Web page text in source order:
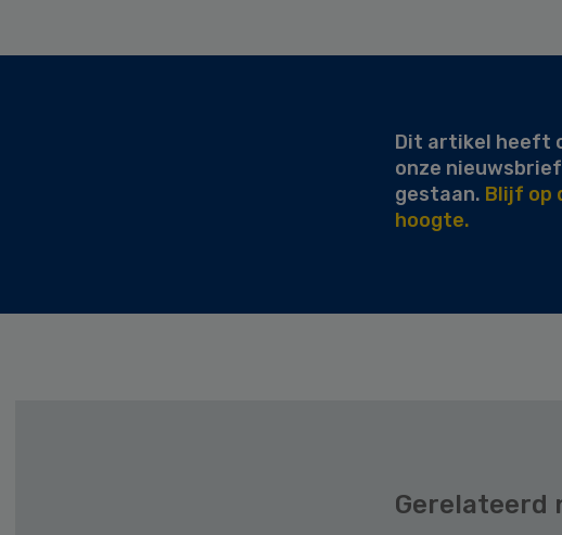
Dit artikel heeft
onze nieuwsbrief
gestaan. Blijf op
hoogte.
Gerelateerd